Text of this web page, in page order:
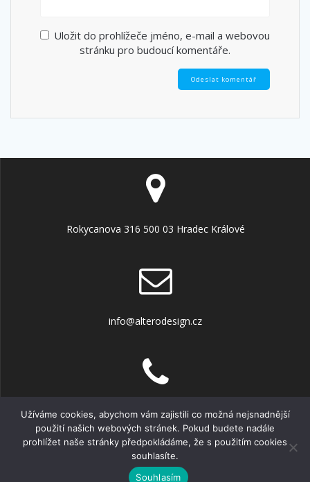
Uložit do prohlížeče jméno, e-mail a webovou
stránku pro budoucí komentáře.
Rokycanova 316 500 03 Hradec Králové
info@alterodesign.cz
+420 606 451 822
© 2026 ALTERO design. Vytvořeno pomocí WordPressu a
šablony Mesmerize
Užíváme cookies, abychom vám zajistili co možná nejsnadnější
použití našich webových stránek. Pokud budete nadále
prohlížet naše stránky předpokládáme, že s použitím cookies
souhlasíte.
Souhlasím